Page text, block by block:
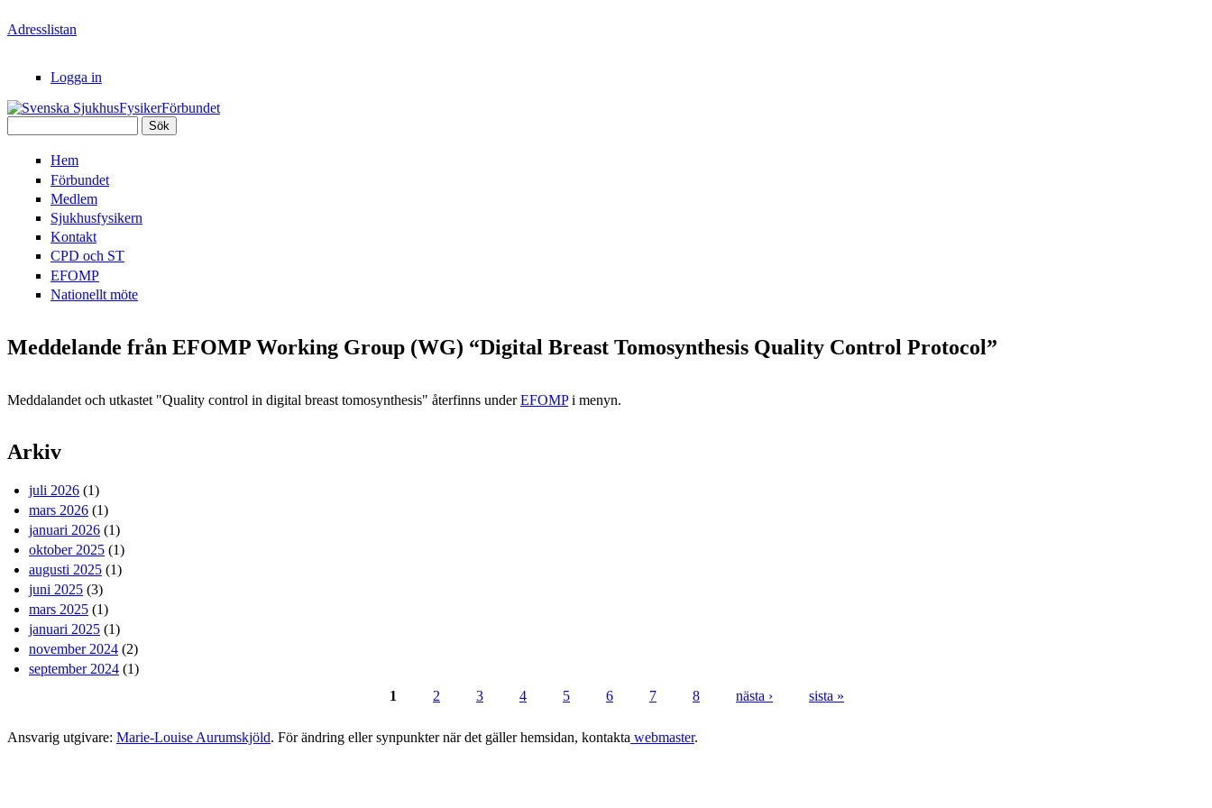
Adresslistan
Logga in
SjukhusFysikerFörbundet
Hem
Förbundet
Medlem
Sjukhusfysikern
Kontakt
CPD och ST
EFOMP
Nationellt möte
Meddelande från EFOMP Working Group (WG) “Digital Breast Tomosynthesis Quality Control Protocol”
Meddalandet och utkastet "Quality control in digital breast tomosynthesis" återfinns underEFOMPi menyn.
Arkiv
juli 2026 (1)
mars 2026 (1)
januari 2026 (1)
oktober 2025 (1)
augusti 2025 (1)
juni 2025 (3)
mars 2025 (1)
januari 2025 (1)
november 2024 (2)
september 2024 (1)
1 2 3 4 5 6 7 8 nästa › sista »
Ansvarig utgivare: Marie-Louise Aurumskjöld. För ändring eller synpunkter när det gäller hemsidan, kontakta webmaster.